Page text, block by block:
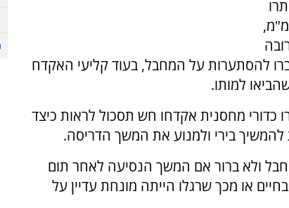
קליעי אקדח, 9 מ"מ, וקליעי רובה M-16, קליעי 5.56 מ"מ,
להסתערות על המחבל, בעוד קליעי האקדח
למותו.
כדורי מחסנית אקדחו חש תסכול לראות כיצד
בירי ולמנוע את המשך הדריסה.
ולא ברור אם המשך הנסיעה לאחר תום
או מכך שרגלו הייתה מונחת עדיין על